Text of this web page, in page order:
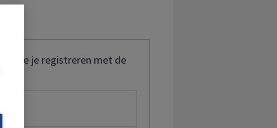
je je registreren met de